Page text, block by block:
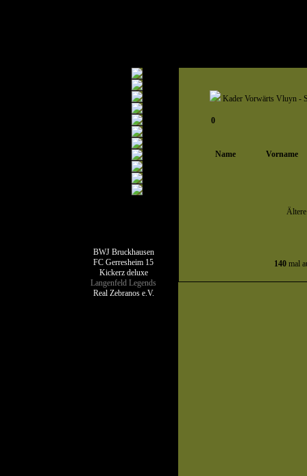
BWJ Bruckhausen
FC Gerresheim 15
Kickerz deluxe
Langenfeld Legends
Real Zebranos e.V.
Kader Vorwärts Vluyn -
0
Name Vorname
140mal